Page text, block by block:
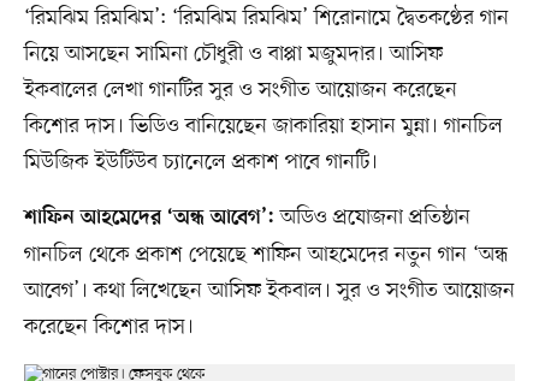
‘রিমঝিম রিমঝিম’: ‘রিমঝিম রিমঝিম’ শিরোনামে দ্বৈতকণ্ঠের গান
নিয়ে আসছেন সামিনা চৌধুরী ও বাপ্পা মজুমদার। আসিফ
ইকবালের লেখা গানটির সুর ও সংগীত আয়োজন করেছেন
কিশোর দাস। ভিডিও বানিয়েছেন জাকারিয়া হাসান মুন্না। গানচিল
মিউজিক ইউটিউব চ্যানেলে প্রকাশ পাবে গানটি।
শাফিন আহমেদের ‘অন্ধ আবেগ’: অডিও প্রযোজনা প্রতিষ্ঠান
গানচিল থেকে প্রকাশ পেয়েছে শাফিন আহমেদের নতুন গান ‘অন্ধ
আবেগ’। কথা লিখেছেন আসিফ ইকবাল। সুর ও সংগীত আয়োজন
করেছেন কিশোর দাস।